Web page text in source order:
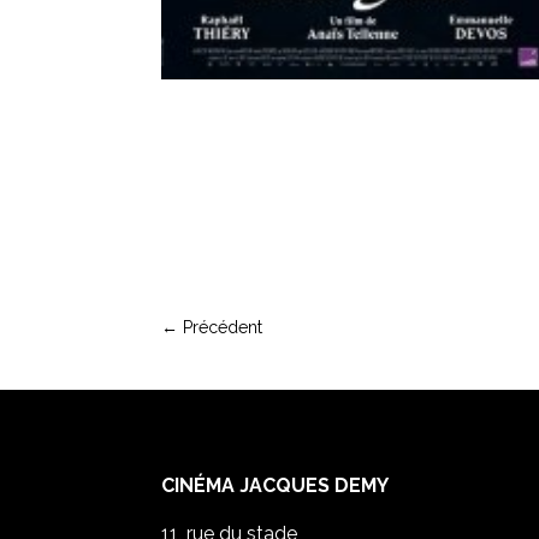
← Précédent
CINÉMA JACQUES DEMY
11, rue du stade